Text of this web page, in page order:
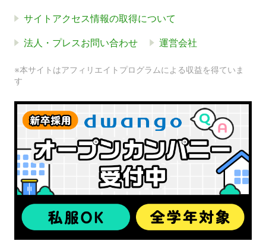
サイトアクセス情報の取得について
法人・プレスお問い合わせ 運営会社
※本サイトはアフィリエイトプログラムによる収益を得ていま
す